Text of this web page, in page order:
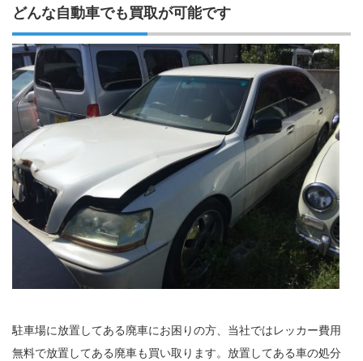
どんな自動車でも買取が可能です
駐車場に放置してある廃車にお困りの方、当社ではレッカー費用
無料で放置してある廃車も買い取ります。放置してある車の処分